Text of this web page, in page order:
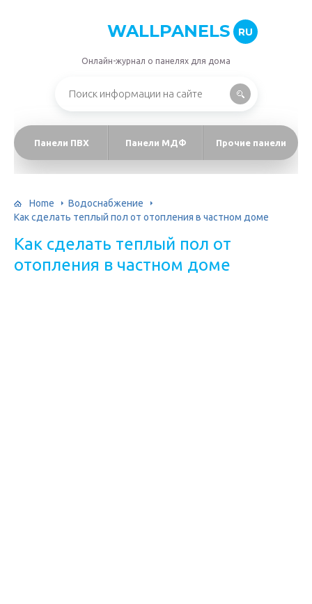
WALLPANELS RU
Онлайн-журнал о панелях для дома
Панели ПВХ Панели МДФ Прочие панели
Home
Водоснабжение
Как сделать теплый пол от отопления в частном доме
Как сделать теплый пол от
отопления в частном доме